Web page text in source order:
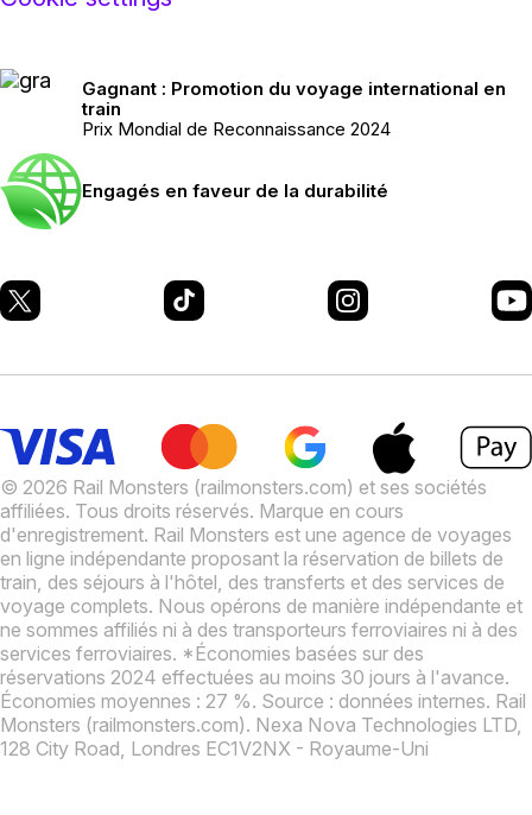
Gagnant : Promotion du voyage international en
train
Prix Mondial de Reconnaissance 2024
Engagés en faveur de la durabilité
© 2026 Rail Monsters (railmonsters.com) et ses sociétés
affiliées. Tous droits réservés. Marque en cours
d'enregistrement. Rail Monsters est une agence de voyages
en ligne indépendante proposant la réservation de billets de
train, des séjours à l'hôtel, des transferts et des services de
voyage complets. Nous opérons de manière indépendante et
ne sommes affiliés ni à des transporteurs ferroviaires ni à des
services ferroviaires. *Économies basées sur des
réservations 2024 effectuées au moins 30 jours à l'avance.
Économies moyennes : 27 %. Source : données internes. Rail
Monsters (railmonsters.com). Nexa Nova Technologies LTD,
128 City Road, Londres EC1V2NX - Royaume-Uni